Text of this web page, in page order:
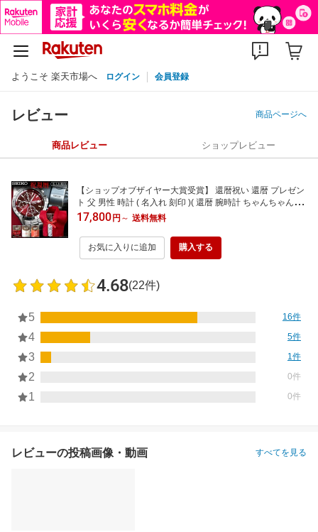
ようこそ 楽天市場へ ログイン 会員登録
レビュー 商品ページへ
商品レビュー ショップレビュー
【ショップオブザイヤー大賞受賞】 還暦祝い 還暦 プレゼン
ト 父 男性 時計 ( 名入れ 刻印 )( 還暦 腕時計 ちゃんちゃんこ
木目調 ディスプレイbox )( SEIKO 豪華化粧箱 正規品 メーカ
ー保証 ハンドタオル 付き ) ギフト 贈り物 お父さん シャレ
もん 還暦Tシャツ と一緒に ・
17,800円 ～ 送料無料
お気に入りに追加 購入する
4.68(22件)
5 16件
4 5件
3 1件
2 0件
1 0件
レビューの投稿画像・動画 すべてを見る